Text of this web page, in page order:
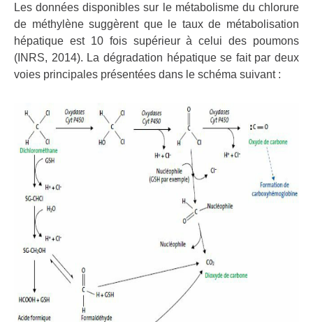
Les données disponibles sur le métabolisme du chlorure
de méthylène suggèrent que le taux de métabolisation
hépatique est 10 fois supérieur à celui des poumons
(INRS, 2014). La dégradation hépatique se fait par deux
voies principales présentées dans le schéma suivant :